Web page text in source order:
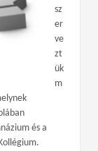
sz
er
ve
zt
ük
m
és a